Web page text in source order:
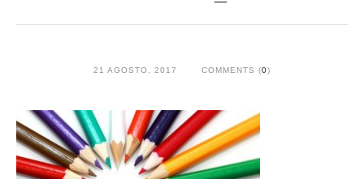
21 AGOSTO, 2017 COMMENTS (0)